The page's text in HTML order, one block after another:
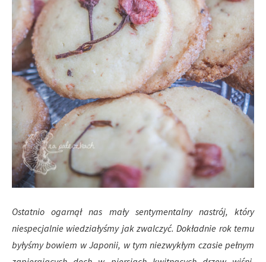
Ostatnio ogarnął nas mały sentymentalny nastrój, który
niespecjalnie wiedziałyśmy jak zwalczyć. Dokładnie rok temu
byłyśmy bowiem w Japonii, w tym niezwykłym czasie pełnym